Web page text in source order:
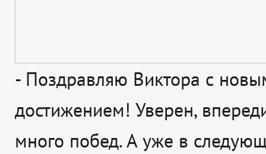
- Поздравляю Виктора с
достижением! Уверен,
много побед. А уже в